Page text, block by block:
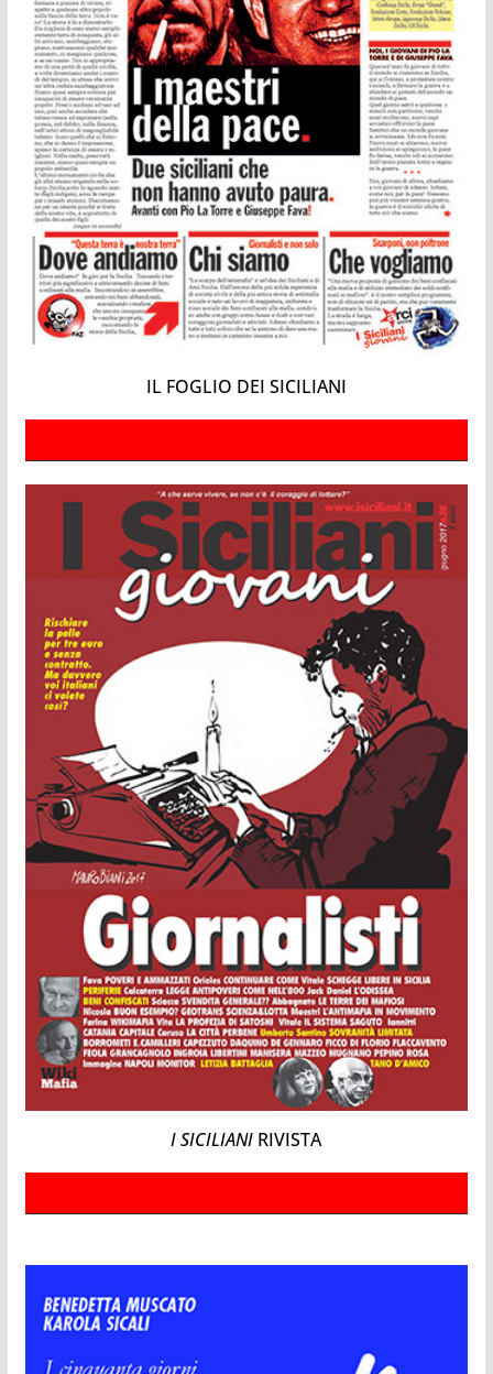
IL FOGLIO DEI SICILIANI
I SICILIANI RIVISTA